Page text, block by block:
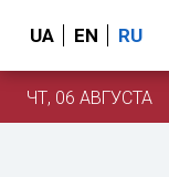
UA EN RU
ЧТ, 06 АВГУСТА